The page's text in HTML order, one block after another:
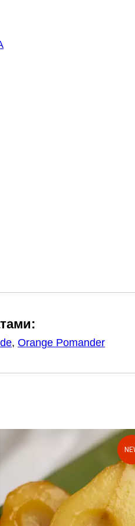
, Orange Pomander